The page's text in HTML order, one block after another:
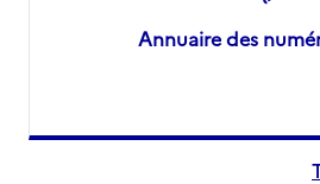
Annuaire des